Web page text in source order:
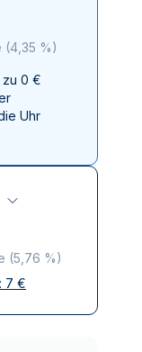
(4,35 %)
zu 0 €
Uhr
(5,76 %)
7 €